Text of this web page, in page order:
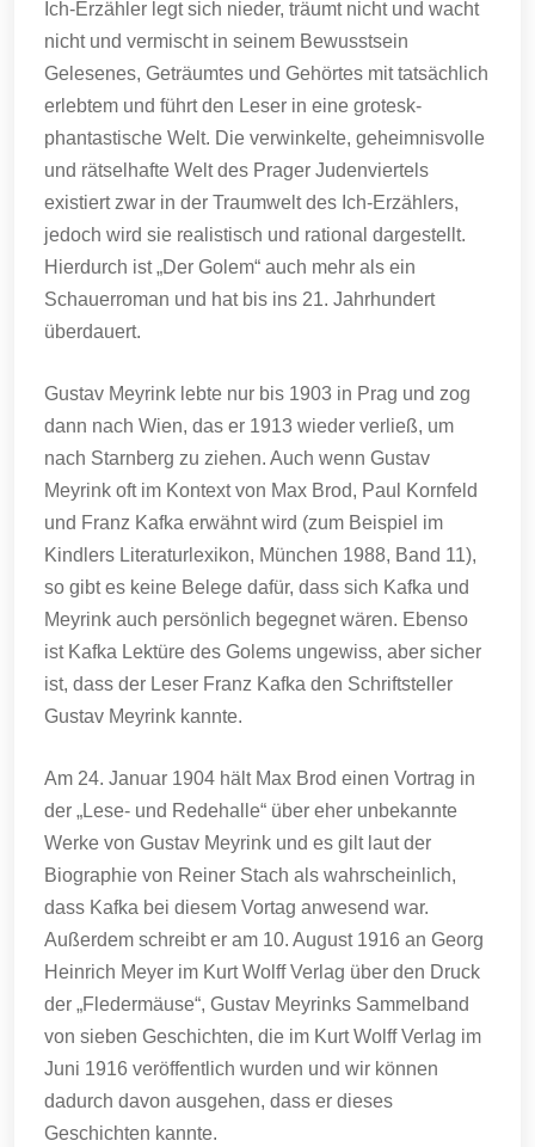
Ich-Erzähler legt sich nieder, träumt nicht und wacht
nicht und vermischt in seinem Bewusstsein
Gelesenes, Geträumtes und Gehörtes mit tatsächlich
erlebtem und führt den Leser in eine grotesk-
phantastische Welt. Die verwinkelte, geheimnisvolle
und rätselhafte Welt des Prager Judenviertels
existiert zwar in der Traumwelt des Ich-Erzählers,
jedoch wird sie realistisch und rational dargestellt.
Hierdurch ist „Der Golem“ auch mehr als ein
Schauerroman und hat bis ins 21. Jahrhundert
überdauert.
Gustav Meyrink lebte nur bis 1903 in Prag und zog
dann nach Wien, das er 1913 wieder verließ, um
nach Starnberg zu ziehen. Auch wenn Gustav
Meyrink oft im Kontext von Max Brod, Paul Kornfeld
und Franz Kafka erwähnt wird (zum Beispiel im
Kindlers Literaturlexikon, München 1988, Band 11),
so gibt es keine Belege dafür, dass sich Kafka und
Meyrink auch persönlich begegnet wären. Ebenso
ist Kafka Lektüre des Golems ungewiss, aber sicher
ist, dass der Leser Franz Kafka den Schriftsteller
Gustav Meyrink kannte.
Am 24. Januar 1904 hält Max Brod einen Vortrag in
der „Lese- und Redehalle“ über eher unbekannte
Werke von Gustav Meyrink und es gilt laut der
Biographie von Reiner Stach als wahrscheinlich,
dass Kafka bei diesem Vortag anwesend war.
Außerdem schreibt er am 10. August 1916 an Georg
Heinrich Meyer im Kurt Wolff Verlag über den Druck
der „Fledermäuse“, Gustav Meyrinks Sammelband
von sieben Geschichten, die im Kurt Wolff Verlag im
Juni 1916 veröffentlich wurden und wir können
dadurch davon ausgehen, dass er dieses
Geschichten kannte.